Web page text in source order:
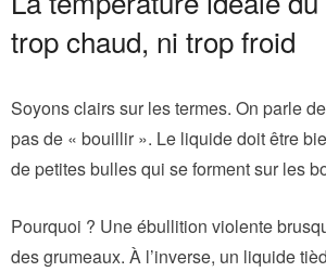
trop chaud, ni trop froid
Soyons clairs sur les termes. On parle
pas de « bouillir ». Le liquide doit être
de petites bulles qui se forment sur les
Pourquoi ? Une ébullition violente
des grumeaux. À l’inverse, un liquide